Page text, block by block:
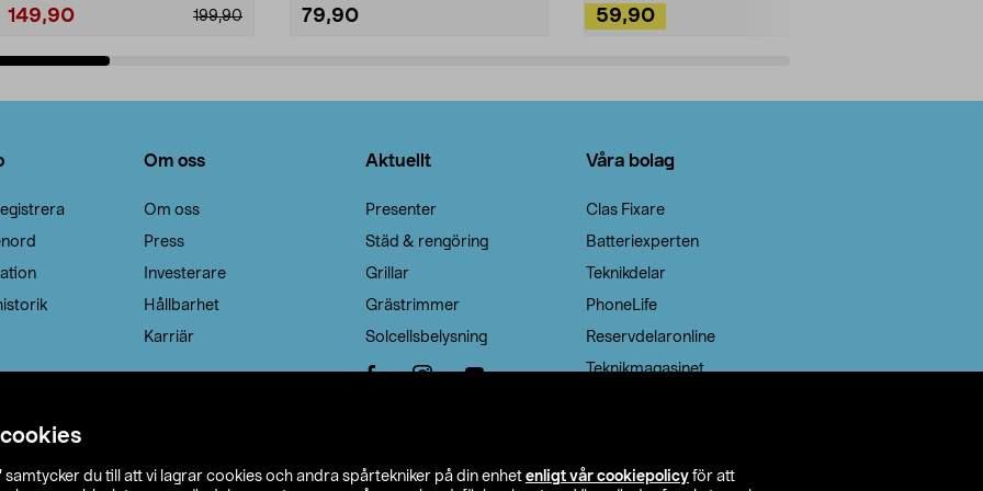
samtycker du till att vi lagrar cookies och andra spårtekniker på din enhet enligt vår cookiepolicy för att
199,90
149,90 79,90 59,90
Om oss
Om oss
Press
Investerare
Hållbarhet
Karriär
Aktuellt
Presenter
Städ & rengöring
Grillar
Grästrimmer
Solcellsbelysning
Våra bolag
Clas Fixare
Batteriexperten
Teknikdelar
PhoneLife
Reservdelaronline
Teknikmagasinet